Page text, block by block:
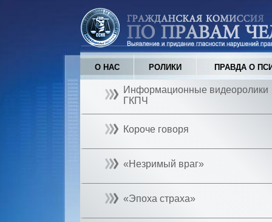
О НАС РОЛИКИ ПРАВДА О
Информационные видеоролики
ГКПЧ
Короче говоря
«Незримый враг»
«Эпоха страха»